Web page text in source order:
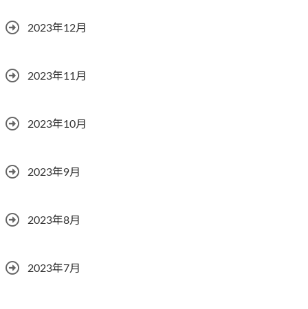
2023年12月
2023年11月
2023年10月
2023年9月
2023年8月
2023年7月